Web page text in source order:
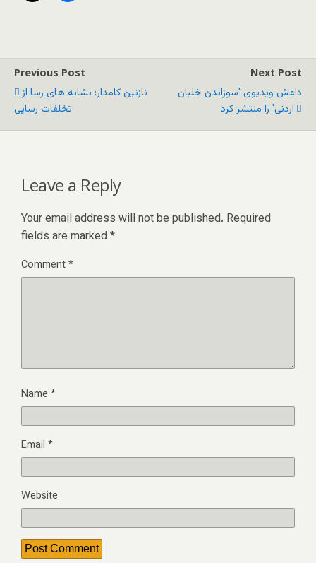
Previous Post
نازنین کامدار: نشانه های رسا از
تخلفات رسایی
Next Post
داعش ویدیوی 'سوزاندن خلبان
اردنی' را منتشر کرد
Leave a Reply
Your email address will not be published. Required
fields are marked *
Comment*
Name *
Email *
Website